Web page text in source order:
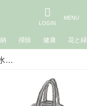
掃除 健康 花と緑
整理収納アドバイザー・水谷妙子さんの「エコな節約」アイデア3つ。持たない暮らし、捨てない工夫